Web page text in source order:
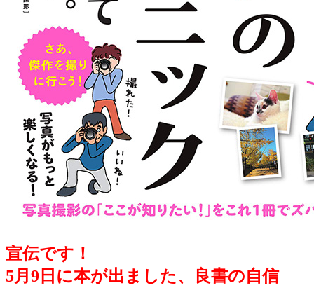
宣伝です！
5月9日に本が出ました、良書の自信